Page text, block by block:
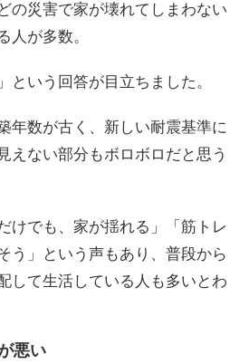
の災害で家が壊れてしまわない
人が多数。
という回答が目立ちました。
年数が古く、新しい耐震基準に
えない部分もボロボロだと思う
けでも、家が揺れる」「筋トレ
う」という声もあり、普段から
して生活している人も多いとわ
悪い